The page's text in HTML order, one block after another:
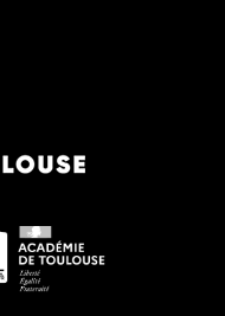
Académie
de